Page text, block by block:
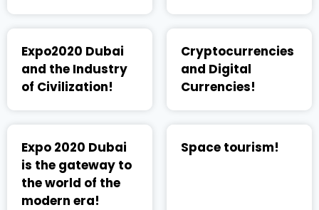
Expo2020 Dubai
and the Industry
of Civilization!
Cryptocurrencies
and Digital
Currencies!
Expo 2020 Dubai
is the gateway to
the world of the
modern era!
Space tourism!